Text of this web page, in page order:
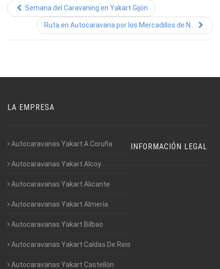
Semana del Caravaning en Yakart Gijón
Ruta en Autocaravana por los Mercadillos de N...
LA EMPRESA
Autocaravanas Yakart A Coruña
Autocaravanas Yakart Alcoy
Autocaravanas Yakart Alicante
Autocaravanas Yakart Almería
Autocaravanas Yakart Bilbao
Autocaravanas Yakart Caldas De Reis
Autocaravanas Yakart Castellón
INFORMACIÓN LEGAL